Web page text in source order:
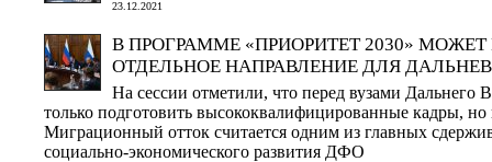
23.12.2021
В ПРОГРАММЕ «ПРИОРИТЕТ 2030»
ОТДЕЛЬНОЕ НАПРАВЛЕНИЕ ДЛЯ
На сессии отметили, что перед вузами Дальнего
только подготовить высококвалифицированные кадры, но
Миграционный отток считается одним из главных
социально-экономического развития ДФО